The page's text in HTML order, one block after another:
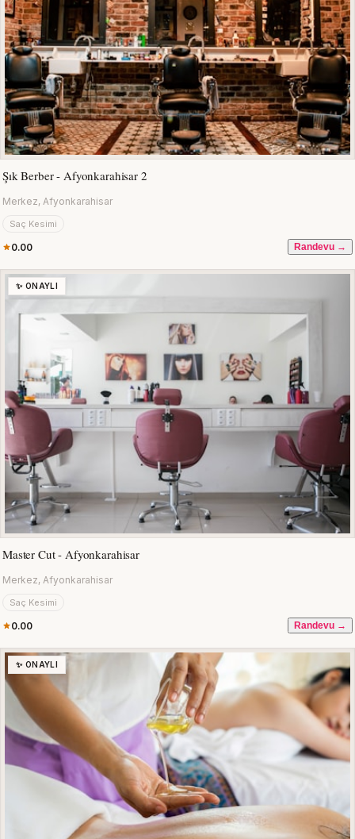
Şık Berber - Afyonkarahisar 2
Merkez, Afyonkarahisar
Saç Kesimi
0.00 Randevu →
✨ ONAYLI
Master Cut - Afyonkarahisar
Merkez, Afyonkarahisar
Saç Kesimi
0.00 Randevu →
✨ ONAYLI